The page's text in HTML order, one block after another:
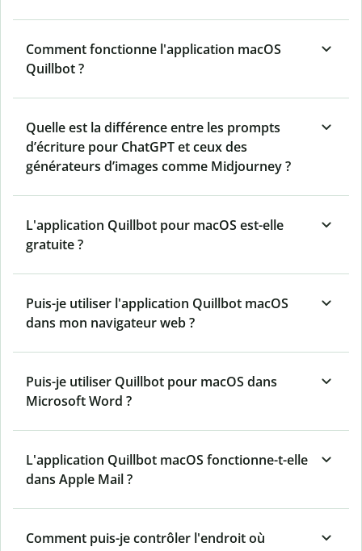
Comment fonctionne l'application macOS
Quillbot ?
Quelle est la différence entre les prompts
d’écriture pour ChatGPT et ceux des
générateurs d’images comme Midjourney ?
L'application Quillbot pour macOS est-elle
gratuite ?
Puis-je utiliser l'application Quillbot macOS
dans mon navigateur web ?
Puis-je utiliser Quillbot pour macOS dans
Microsoft Word ?
L'application Quillbot macOS fonctionne-t-elle
dans Apple Mail ?
Comment puis-je contrôler l'endroit où